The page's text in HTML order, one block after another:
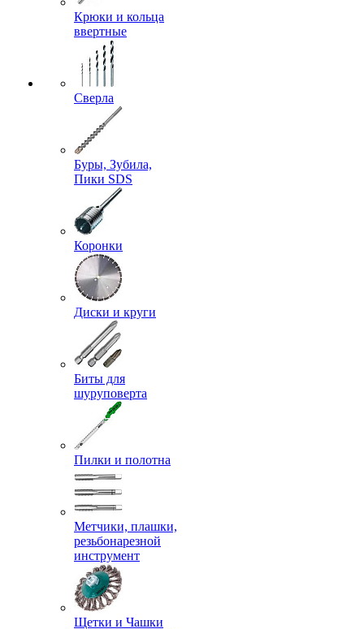
Крюки и кольца
ввертные
Сверла
Буры, Зубила,
Пики SDS
Коронки
Диски и круги
Биты для
шуруповерта
Пилки и полотна
Метчики, плашки,
резьбонарезной
инструмент
Щетки и Чашки